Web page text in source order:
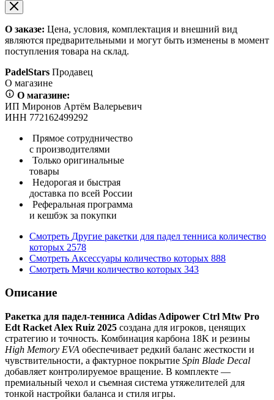
О заказе: Цена, условия, комплектация и внешний вид
являются предварительными и могут быть изменены в момент
поступления товара на склад.
PadelStars Продавец
О магазине
О магазине:
ИП Миронов Артём Валерьевич
ИНН 772162499292
Прямое сотрудничество
с производителями
Только оригинальные
товары
Недорогая и быстрая
доставка по всей России
Реферальная программа
и кешбэк за покупки
Смотреть Другие ракетки для падел тенниса количество
которых 2578
Смотреть Аксессуары количество которых 888
Смотреть Мячи количество которых 343
Описание
Ракетка для падел-тенниса Adidas Adipower Ctrl Mtw Pro
Edt Racket Alex Ruiz 2025 создана для игроков, ценящих
стратегию и точность. Комбинация карбона 18K и резины
High Memory EVA обеспечивает редкий баланс жесткости и
чувствительности, а фактурное покрытие Spin Blade Decal
добавляет контролируемое вращение. В комплекте —
премиальный чехол и съемная система утяжелителей для
тонкой настройки баланса и стиля игры.